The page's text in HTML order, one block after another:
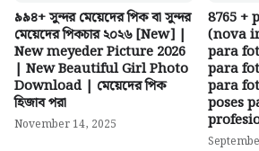
৯৯৪+ সুন্দর মেয়েদের পিক বা সুন্দর
মেয়েদের পিকচার ২০২৬ [New] |
New meyeder Picture 2026
| New Beautiful Girl Photo
Download | মেয়েদের পিক
হিজাব পরা
November 14, 2025
8765 +
(nova
para
para
para
poses